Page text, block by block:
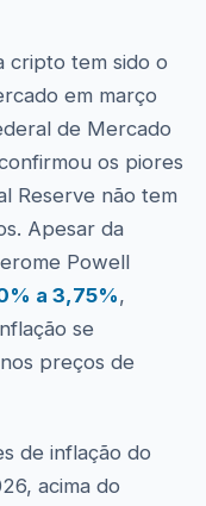
cripto tem sido o
em março
de Mercado
os piores
Reserve não tem
Apesar da
Powell
a 3,75%,
se
preços de
de inflação do
acima do